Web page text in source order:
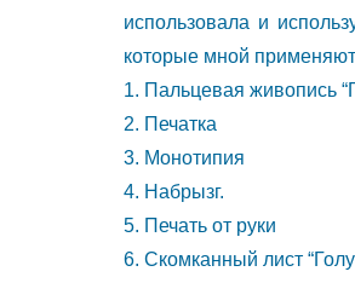
использовала и
которые мной
1. Пальцевая живопись
2. Печатка
3. Монотипия
4. Набрызг.
5. Печать от руки
6. Скомканный лист